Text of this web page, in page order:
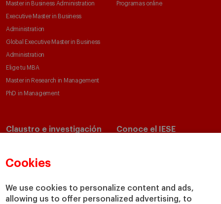
Cookies
We use cookies to personalize content and ads,
allowing us to offer personalized advertising, to
Master in Business Administration
Executive Master in Business
Administration
Global Executive Master in Business
Administration
Elige tu MBA
Master in Research in Management
PhD in Management
Programas online
Claustro e investigación
Departamentos académicos
Cátedras
IESE Insight
Conoce el IESE
Nuestro impacto
Colabora con el IESE